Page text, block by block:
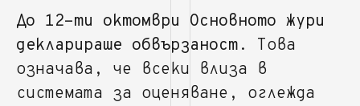
До 12-ти октомври Основното жури
декларираше обвързаност.
Това
означава, че всеки влиза в
системата за оценяване, оглежда